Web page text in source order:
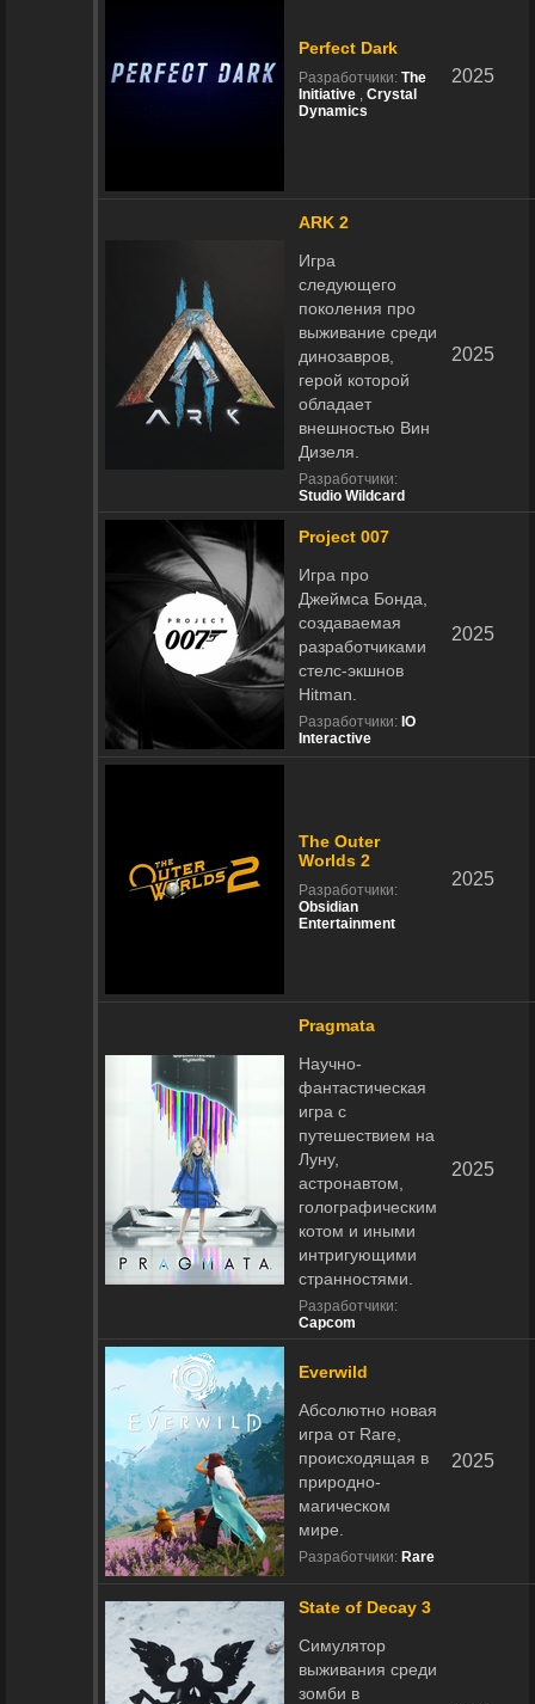
Perfect Dark
Разработчики: The
Initiative , Crystal
Dynamics
2025
ARK 2
Игра
следующего
поколения про
выживание среди
динозавров,
герой которой
обладает
внешностью Вин
Дизеля.
Разработчики:
Studio Wildcard
2025
Project 007
Игра про
Джеймса Бонда,
создаваемая
разработчиками
стелс-экшнов
Hitman.
Разработчики: IO
Interactive
2025
The Outer
Worlds 2
Разработчики:
Obsidian
Entertainment
2025
Pragmata
Научно-
фантастическая
игра с
путешествием на
Луну,
астронавтом,
голографическим
котом и иными
интригующими
странностями.
Разработчики:
Capcom
2025
Everwild
Абсолютно новая
игра от Rare,
происходящая в
природно-
магическом
мире.
Разработчики: Rare
2025
State of Decay 3
Симулятор
выживания среди
зомби в